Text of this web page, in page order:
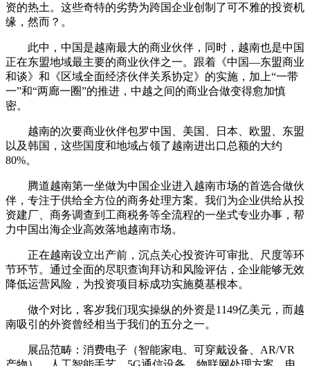
资的热土。这些奇特的劣势为跨国企业创制了可不雅的投资机
缘，然而？。
此中，中国是越南最大的商业伙伴，同时，越南也是中国
正在东盟地域最主要的商业伙伴之一。跟着《中国—东盟商业
和谈》和《区域全面经济伙伴关系协定》的实施，加上“一带
一”和“两廊一圈”的推进，中越之间的商业合做变得愈加慎
密。
越南的次要商业伙伴包罗中国、美国、日本、欧盟、东盟
以及韩国，这些国度和地域占领了越南进出口总额的大约
80%。
腾道越南第一坐做为中国企业进入越南市场的首选合做伙
伴，专注于供给全方位的商务处理方案。我们为企业供给从投
资建厂、商务调查到工商税务等全流程的一坐式专业办事，帮
力中国出海企业高效落地越南市场。
正在越南设立出产前，沉点关心投资许可审批、尺度等环
节环节。通过全面的尽职查询拜访和风险评估，企业能够无效
降低运营风险，为投资项目标成功实施奠基根本。
做个对比，客岁我们现实操纵的外资是1149亿美元，而越
南吸引的外资曾经相当于我们的五分之一。
展品范畴：消费电子（智能家电、可穿戴设备、AR/VR